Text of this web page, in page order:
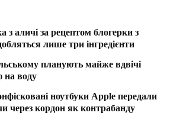
аличі за рецептом блогерки з
лише три інгредієнти
планують майже вдвічі
на воду
ноутбуки Apple передали
через кордон як контрабанду